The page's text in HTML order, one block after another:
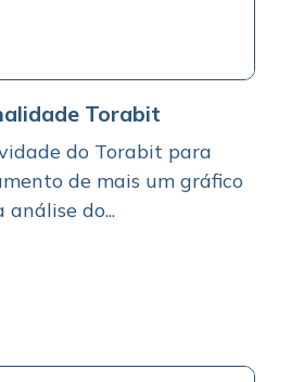
Torabit
do Torabit para
de mais um gráfico
do...